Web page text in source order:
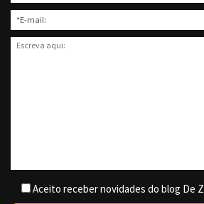
Aceito receber novidades do blog De